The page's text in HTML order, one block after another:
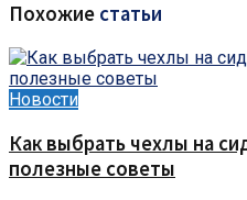
Похожие статьи
Новости
Как выбрать чехлы на
полезные советы